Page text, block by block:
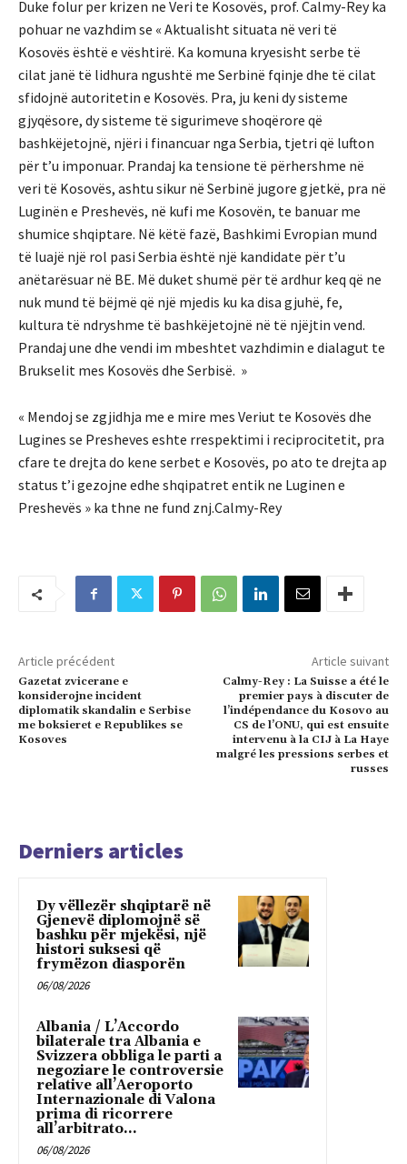
Duke folur per krizen ne Veri te Kosovës, prof. Calmy-Rey ka
pohuar ne vazhdim se « Aktualisht situata në veri të
Kosovës është e vështirë. Ka komuna kryesisht serbe të
cilat janë të lidhura ngushtë me Serbinë fqinje dhe të cilat
sfidojnë autoritetin e Kosovës. Pra, ju keni dy sisteme
gjyqësore, dy sisteme të sigurimeve shoqërore që
bashkëjetojnë, njëri i financuar nga Serbia, tjetri që lufton
për t’u imponuar. Prandaj ka tensione të përhershme në
veri të Kosovës, ashtu sikur në Serbinë jugore gjetkë, pra në
Luginën e Preshevës, në kufi me Kosovën, te banuar me
shumice shqiptare. Në këtë fazë, Bashkimi Evropian mund
të luajë një rol pasi Serbia është një kandidate për t’u
anëtarësuar në BE. Më duket shumë për të ardhur keq që ne
nuk mund të bëjmë që një mjedis ku ka disa gjuhë, fe,
kultura të ndryshme të bashkëjetojnë në të njëjtin vend.
Prandaj une dhe vendi im mbeshtet vazhdimin e dialagut te
Brukselit mes Kosovës dhe Serbisë. »
« Mendoj se zgjidhja me e mire mes Veriut te Kosovës dhe
Lugines se Presheves eshte rrespektimi i reciprocitetit, pra
cfare te drejta do kene serbet e Kosovës, po ato te drejta ap
status t’i gezojne edhe shqipatret entik ne Luginen e
Preshevës » ka thne ne fund znj.Calmy-Rey
Article précédent
Gazetat zvicerane e
konsiderojne incident
diplomatik skandalin e Serbise
me boksieret e Republikes se
Kosoves
Article suivant
Calmy-Rey : La Suisse a été le
premier pays à discuter de
l’indépendance du Kosovo au
CS de l’ONU, qui est ensuite
intervenu à la CIJ à La Haye
malgré les pressions serbes et
russes
Derniers articles
Dy vëllezër shqiptarë në
Gjenevë diplomojnë së
bashku për mjekësi, një
histori suksesi që
frymëzon diasporën
06/08/2026
Albania / L’Accordo
bilaterale tra Albania e
Svizzera obbliga le parti a
negoziare le controversie
relative all’Aeroporto
Internazionale di Valona
prima di ricorrere
all’arbitrato...
06/08/2026